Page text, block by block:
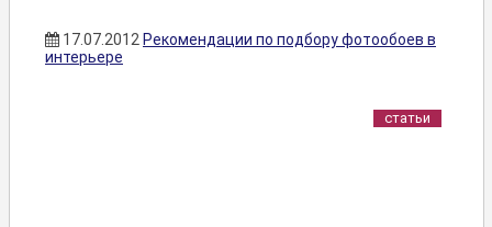
17.07.2012 Рекомендации по подбору фотообоев в
интерьере
статьи